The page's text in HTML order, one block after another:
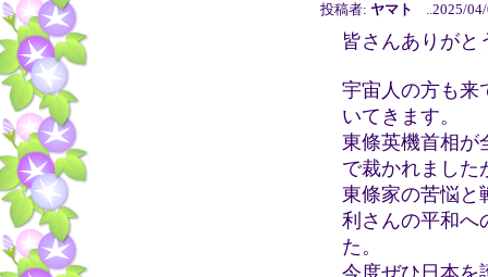
投稿者: ヤマト ..2025/04/
皆さんありがと
宇宙人の方も来
いてきます。
東條英機首相が
で裁かれました
東條家の苦悩と
利さんの平和へ
た。
今度ぜひ日本を